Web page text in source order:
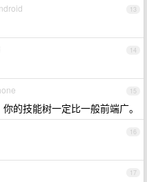
13
14
15
的技能树一定比一般前端广。
16
17